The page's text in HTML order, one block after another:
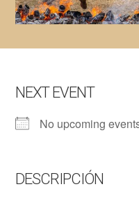
NEXT EVENT
No upcoming
DESCRIPCIÓN